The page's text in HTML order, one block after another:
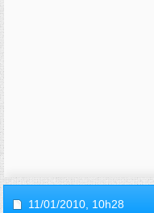
11/01/2010, 10h28